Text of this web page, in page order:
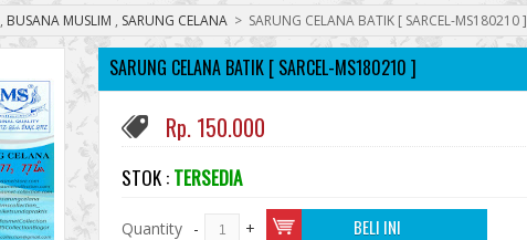
, BUSANA MUSLIM , SARUNG CELANA > SARUNG CELANA BATIK [ SARCEL-MS180210 ]
SARUNG CELANA BATIK [ SARCEL-MS180210 ]
Rp. 150.000
STOK : TERSEDIA
Quantity - + BELI INI